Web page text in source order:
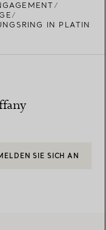
IN PLATIN
SIE SICH AN